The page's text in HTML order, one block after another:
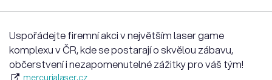
Uspořádejte firemní akci v největším laser game
komplexu v ČR, kde se postarají o skvělou zábavu,
občerstvení i nezapomenutelné zážitky pro váš tým!
mercurialaser.cz